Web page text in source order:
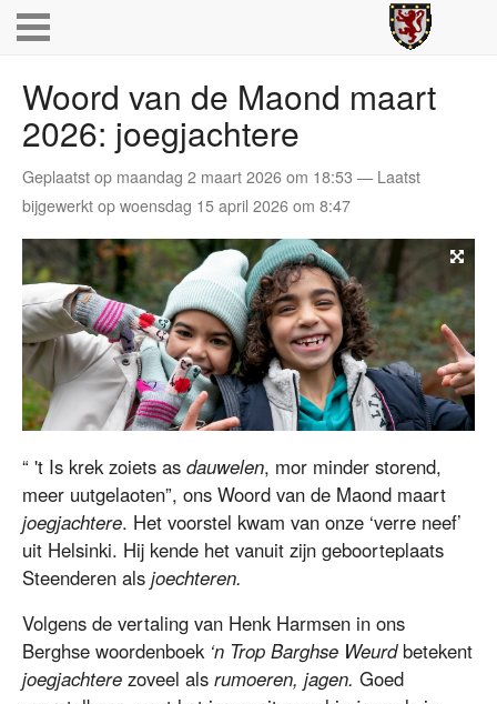
Woord van de Maond maart
2026: joegjachtere
Geplaatst op maandag 2 maart 2026 om 18:53 — Laatst
bijgewerkt op woensdag 15 april 2026 om 8:47
“ 't Is krek zoiets as dauwelen, mor minder storend,
meer uutgelaoten”, ons Woord van de Maond maart
joegjachtere. Het voorstel kwam van onze ‘verre neef’
uit Helsinki. Hij kende het vanuit zijn geboorteplaats
Steenderen als joechteren.
Volgens de vertaling van Henk Harmsen in ons
Berghse woordenboek‘n Trop Barghse Weurd betekent
joegjachtere zoveel als rumoeren, jagen. Goed